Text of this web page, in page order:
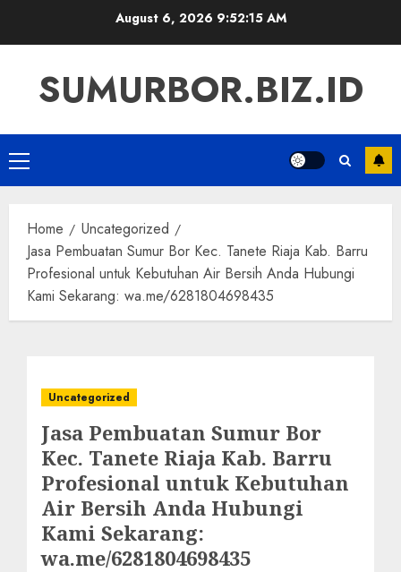
August 6, 2026 9:52:15 AM
SUMURBOR.BIZ.ID
Primary
Menu
Home
Uncategorized
Jasa Pembuatan Sumur Bor Kec. Tanete Riaja Kab. Barru
Profesional untuk Kebutuhan Air Bersih Anda Hubungi
Kami Sekarang: wa.me/6281804698435
Uncategorized
Jasa Pembuatan Sumur Bor
Kec. Tanete Riaja Kab. Barru
Profesional untuk Kebutuhan
Air Bersih Anda Hubungi
Kami Sekarang:
wa.me/6281804698435